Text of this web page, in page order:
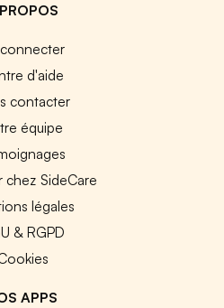
d'aide
contacter
équipe
chez SideCare
légales
& RGPD
APPS